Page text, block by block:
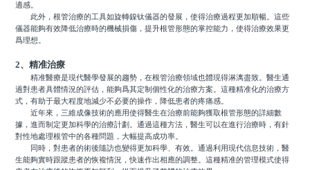
適感。
此外，根管治療的工具如旋轉鎳钛儀器的發展，使得治療過程更加順暢。這些
儀器能夠有效降低治療時的機械損傷，提升根管形態的掌控能力，使得治療效果更
爲理想。
2、精准治療
精准醫療是現代醫學發展的趨勢，在根管治療領域也體現得淋漓盡致。醫生通
過對患者具體情況的評估，能夠爲其定制個性化的治療方案。這種精准化的治療方
式，有助于最大程度地減少不必要的操作，降低患者的疼痛感。
近年來，三維成像技術的應用使得醫生在治療前能夠獲取根管形態的詳細數
據，進而制定更加科學的治療計劃。通過這種方法，醫生可以在進行治療時，有針
對性地處理根管中的各種問題，大幅提高成功率。
同時，對患者的術後隨訪也變得更加科學、有效。通過利用現代信息技術，醫
生能夠實時跟蹤患者的恢複情況，快速作出相應的調整。這種精准的管理模式使得